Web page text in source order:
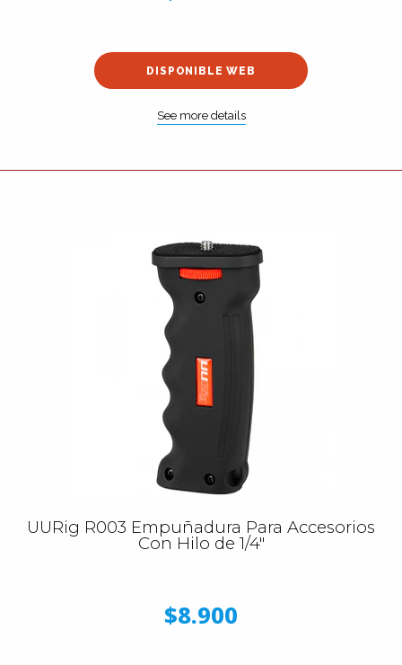
DISPONIBLE WEB
See more details
UURig R003 Empuñadura Para Accesorios
Con Hilo de 1/4″
$8.900